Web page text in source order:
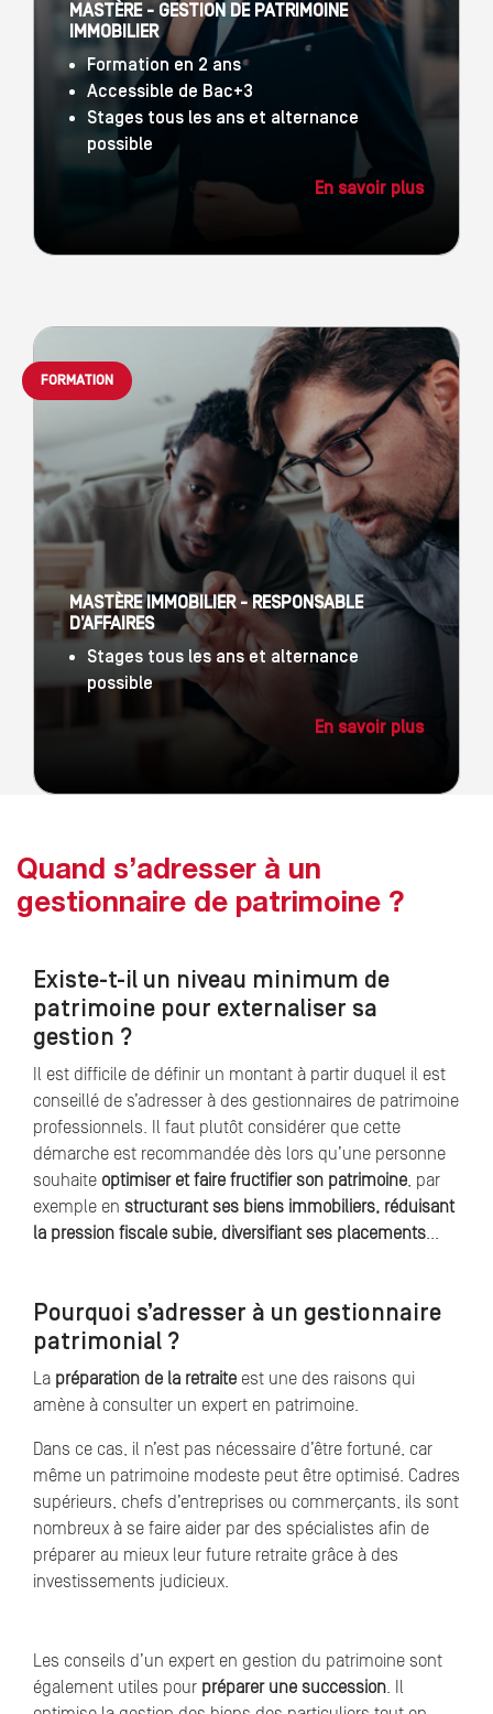
MASTÈRE - GESTION DE PATRIMOINE
IMMOBILIER
Formation en 2 ans
Accessible de Bac+3
Stages tous les ans et alternance
possible
En savoir plus
MASTÈRE IMMOBILIER - RESPONSABLE
D’AFFAIRES
Stages tous les ans et alternance
possible
En savoir plus
FORMATION
Quand s’adresser à un
gestionnaire de patrimoine ?
Existe-t-il un niveau minimum de
patrimoine pour externaliser sa
gestion ?
Il est difficile de définir un montant à partir duquel il est
conseillé de s’adresser à des gestionnaires de patrimoine
professionnels. Il faut plutôt considérer que cette
démarche est recommandée dès lors qu’une personne
souhaite optimiser et faire fructifier son patrimoine, par
exemple en structurant ses biens immobiliers, réduisant
la pression fiscale subie, diversifiant ses placements...
Pourquoi s’adresser à un gestionnaire
patrimonial ?
La préparation de la retraite est une des raisons qui
amène à consulter un expert en patrimoine.
Dans ce cas, il n’est pas nécessaire d’être fortuné, car
même un patrimoine modeste peut être optimisé. Cadres
supérieurs, chefs d’entreprises ou commerçants, ils sont
nombreux à se faire aider par des spécialistes afin de
préparer au mieux leur future retraite grâce à des
investissements judicieux.
Les conseils d’un expert en gestion du patrimoine sont
également utiles pour préparer une succession. Il